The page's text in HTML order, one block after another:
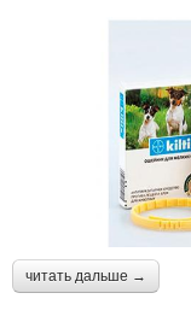
читать дальше →